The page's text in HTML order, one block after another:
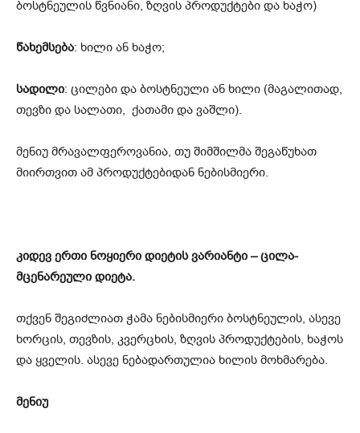
ბოსტნეულის წვნიანი, ზღვის პროდუქტები და ხაჭო)
წახემსება: ხილი ან ხაჭო;
სადილი: ცილები და ბოსტნეული ან ხილი (მაგალითად,
თევზი და სალათი, ქათამი და ვაშლი).
მენიუ მრავალფეროვანია, თუ შიმშილმა შეგაწუხათ
მიირთვით ამ პროდუქტებიდან ნებისმიერი.
კიდევ ერთი ნოყიერი დიეტის ვარიანტი – ცილა-
მცენარეული დიეტა.
თქვენ შეგიძლიათ ჭამა ნებისმიერი ბოსტნეულის, ასევე
ხორცის, თევზის, კვერცხის, ზღვის პროდუქტების, ხაჭოს
და ყველის. ასევე ნებადართულია ხილის მოხმარება.
მენიუ